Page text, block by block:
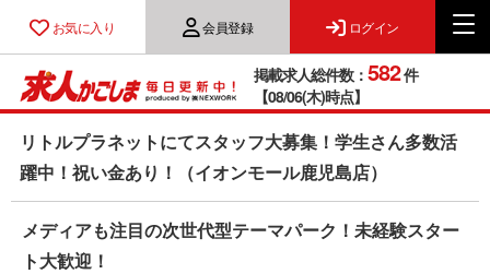
お気に入り 会員登録 ログイン
掲載求人総件数： 582件
【08/06(木)時点】
リトルプラネットにてスタッフ大募集！学生さん多数活
躍中！祝い金あり！（イオンモール鹿児島店）
メディアも注目の次世代型テーマパーク！未経験スター
ト大歓迎！